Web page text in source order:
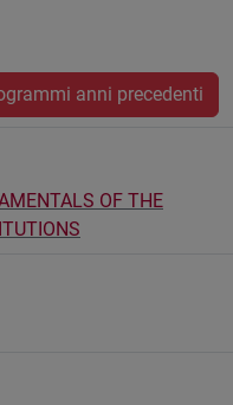
anni precedenti
OF THE